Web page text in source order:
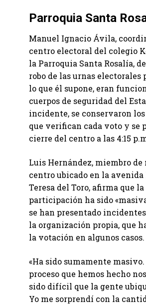
Parroquia Santa
Manuel Ignacio Ávila,
centro electoral del colegio
la Parroquia Santa Rosalía,
robo de las urnas electorales
lo que él supone, eran
cuerpos de seguridad del
incidente, se conservaron
que verifican cada voto y se
cierre del centro a las 4:15
Luis Hernández, miembro de
centro ubicado en la avenida
Teresa del Toro, afirma que la
participación ha sido
se han presentado
la organización propia, que
la votación en algunos casos.
«Ha sido sumamente masivo.
proceso que hemos hecho
sido difícil que la gente
Yo me sorprendí con la